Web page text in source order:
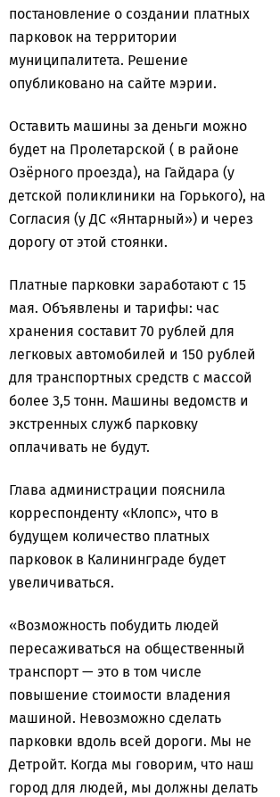
постановление о создании платных
парковок на территории
муниципалитета. Решение
опубликовано на сайте мэрии.
Оставить машины за деньги можно
будет на Пролетарской ( в районе
Озёрного проезда), на Гайдара (у
детской поликлиники на Горького), на
Согласия (у ДС «Янтарный») и через
дорогу от этой стоянки.
Платные парковки заработают с 15
мая. Объявлены и тарифы: час
хранения составит 70 рублей для
легковых автомобилей и 150 рублей
для транспортных средств с массой
более 3,5 тонн. Машины ведомств и
экстренных служб парковку
оплачивать не будут.
Глава администрации пояснила
корреспонденту «Клопс», что в
будущем количество платных
парковок в Калининграде будет
увеличиваться.
«Возможность побудить людей
пересаживаться на общественный
транспорт — это в том числе
повышение стоимости владения
машиной. Невозможно сделать
парковки вдоль всей дороги. Мы не
Детройт. Когда мы говорим, что наш
город для людей, мы должны делать